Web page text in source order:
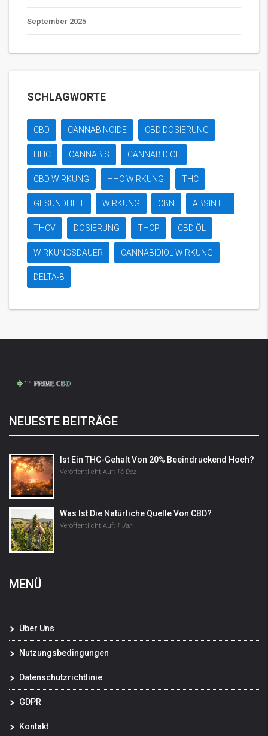
September 2025
SCHLAGWORTE
CBD CANNABINOIDE CBD DOSIERUNG
HHC CANNABIS CANNABIDIOL
CBD WIRKUNG HHC WIRKUNG THC
GESUNDHEIT WIRKUNG CBN ABSINTH
THCV DOSIERUNG THCP CBD ÖL
WIRKUNGSDAUER CANNABIDIOL WIRKUNG
DELTA-8
NEUESTE BEITRÄGE
Ist Ein THC-Gehalt Von 20% Beeindruckend Hoch?
Veröffentlicht Auf: 16 Dez
Was Ist Die Natürliche Quelle Von CBD?
Veröffentlicht Auf: 1 Jan
MENÜ
Über Uns
Nutzungsbedingungen
Datenschutzrichtlinie
GDPR
Kontakt